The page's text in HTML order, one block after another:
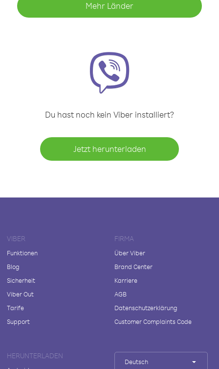
Mehr Länder
Du hast noch kein Viber installiert?
Jetzt herunterladen
VIBER
Funktionen
Blog
Sicherheit
Viber Out
Tarife
Support
FIRMA
Über Viber
Brand Center
Karriere
AGB
Datenschutzerklärung
Customer Complaints Code
HERUNTERLADEN
Deutsch